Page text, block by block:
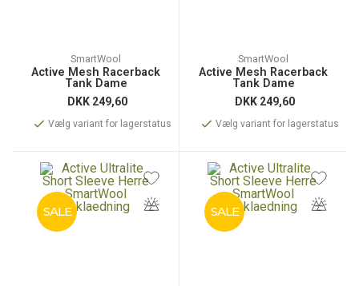
SmartWool
Active Mesh Racerback
Tank Dame
DKK 249,60
Vælg variant for lagerstatus
SmartWool
Active Mesh Racerback
Tank Dame
DKK 249,60
Vælg variant for lagerstatus
SALE SALE